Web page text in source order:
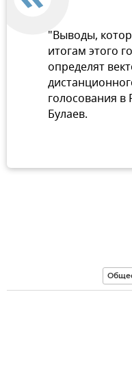
"Выводы,
итогам этого
определят
голосования в
Булаев.